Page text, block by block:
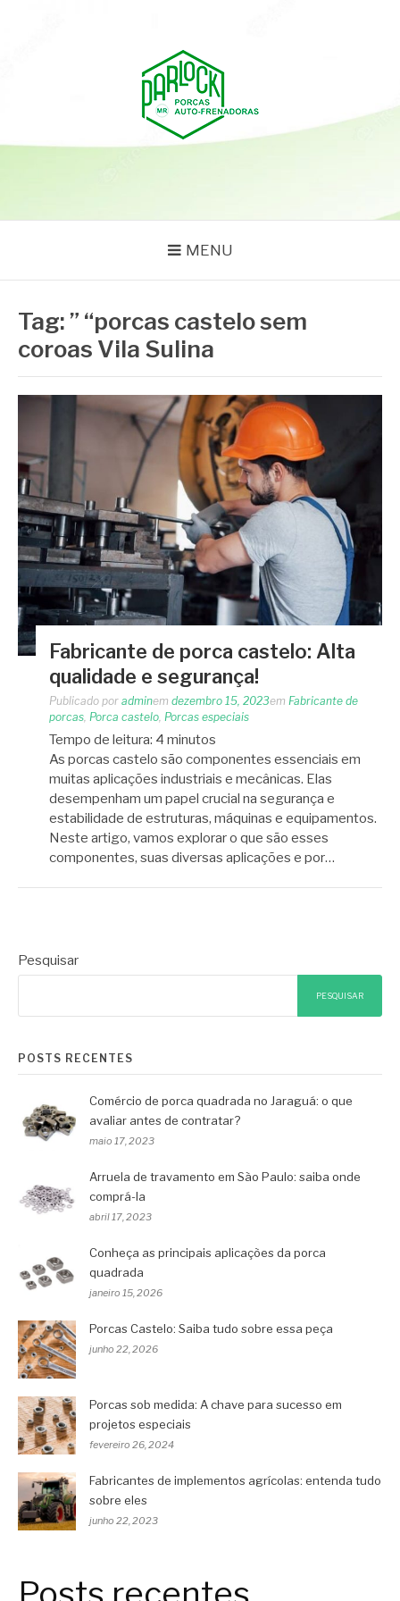
MENU
Tag: ” “porcas castelo sem
coroas Vila Sulina
Fabricante de porca castelo: Alta
qualidade e segurança!
Publicado por adminem dezembro 15, 2023em Fabricante de
porcas Porca castelo Porcas especiais
Tempo de leitura: 4 minutos
As porcas castelo são componentes essenciais em
muitas aplicações industriais e mecânicas. Elas
desempenham um papel crucial na segurança e
estabilidade de estruturas, máquinas e equipamentos.
Neste artigo, vamos explorar o que são esses
componentes, suas diversas aplicações e por…
Pesquisar
PESQUISAR
POSTS RECENTES
Comércio de porca quadrada no Jaraguá: o que
avaliar antes de contratar?
maio 17, 2023
Arruela de travamento em São Paulo: saiba onde
comprá-la
abril 17, 2023
Conheça as principais aplicações da porca
quadrada
janeiro 15, 2026
Porcas Castelo: Saiba tudo sobre essa peça
junho 22, 2026
Porcas sob medida: A chave para sucesso em
projetos especiais
fevereiro 26, 2024
Fabricantes de implementos agrícolas: entenda tudo
sobre eles
junho 22, 2023